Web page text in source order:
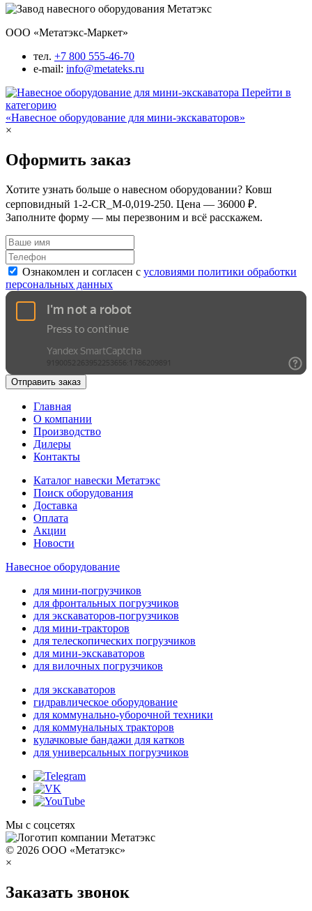
ООО «Метатэкс-Маркет»
тел. +7 800 555-46-70
e-mail: info@metateks.ru
Перейти в
категорию
«Навесное оборудование для мини-экскаваторов»
×
Оформить заказ
Хотите узнать больше о навесном оборудовании? Ковш
серповидный 1-2-СR_M-0,019-250. Цена — 36000 ₽.
Заполните форму — мы перезвоним и всё расскажем.
Ознакомлен и согласен с условиями политики обработки
персональных данных
Отправить заказ
Главная
О компании
Производство
Дилеры
Контакты
Каталог навески Метатэкс
Поиск оборудования
Доставка
Оплата
Акции
Новости
Навесное оборудование
для мини-погрузчиков
для фронтальных погрузчиков
для экскаваторов-погрузчиков
для мини-тракторов
для телескопических погрузчиков
для мини-экскаваторов
для вилочных погрузчиков
для экскаваторов
гидравлическое оборудование
для коммунально-уборочной техники
для коммунальных тракторов
кулачковые бандажи для катков
для универсальных погрузчиков
Мы с соцсетях
© 2026 ООО «Метатэкс»
×
Заказать звонок